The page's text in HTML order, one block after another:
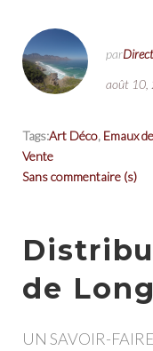
par
août 10,
Tags:Art Déco, Emaux
Vente
Sans commentaire (s)
de
UN SAVOIR-